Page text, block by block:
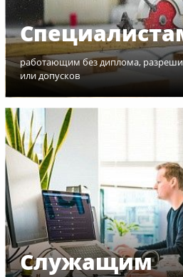
работающим без диплома,
или допусков
Служащим